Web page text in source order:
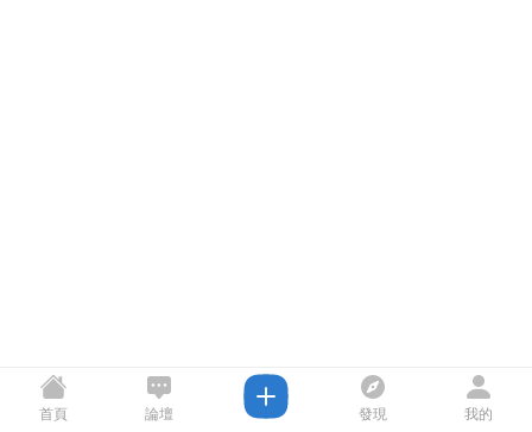
首頁 論壇 發現 我的